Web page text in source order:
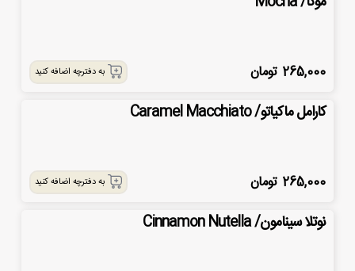
265,000 تومان به دفترچه اضافه کنید
کارامل ماکیاتو/ Caramel Macchiato
265,000 تومان به دفترچه اضافه کنید
نوتلا سینامون/ Cinnamon Nutella